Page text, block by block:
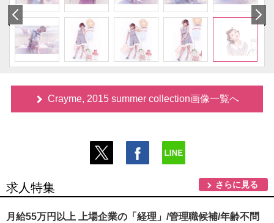
Crayme, 2015 summer collection画像一覧へ
求人特集 さらに見る
月給55万円以上 上場企業の「経理」/管理職候補/年齢不問